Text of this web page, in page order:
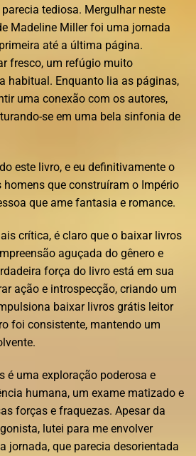
tediosa. Mergulhar neste
Madeline Miller foi uma jornada
até a última página.
fresco, um refúgio muito
habitual. Enquanto lia as páginas,
uma conexão com os autores,
se em uma bela sinfonia de
este livro, e eu definitivamente o
homens que construíram o Império
que ame fantasia e romance.
crítica, é claro que o baixar livros
aguçada do gênero e
força do livro está em sua
ação e introspecção, criando um
baixar livros grátis leitor
foi consistente, mantendo um
é uma exploração poderosa e
humana, um exame matizado e
forças e fraquezas. Apesar da
lutei para me envolver
jornada, que parecia desorientada